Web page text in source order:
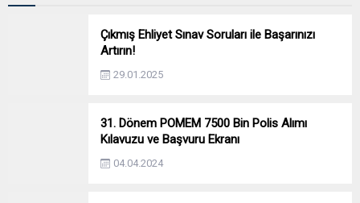
Çıkmış Ehliyet Sınav Soruları ile Başarınızı
Artırın!
29.01.2025
31. Dönem POMEM 7500 Bin Polis Alımı
Kılavuzu ve Başvuru Ekranı
04.04.2024